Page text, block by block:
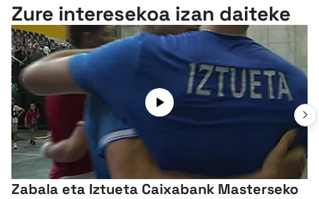
Zure interesekoa izan daiteke
Zabala eta Iztueta Caixabank Masterseko